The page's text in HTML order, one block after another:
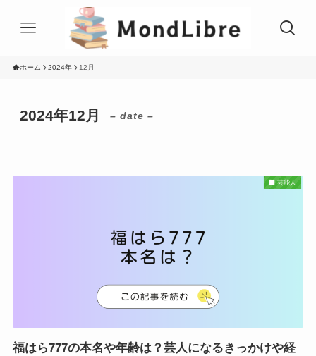
ホーム 2024年 12月
2024年12月 – date –
芸能人
福はら777の本名や年齢は？芸人になるきっかけや経